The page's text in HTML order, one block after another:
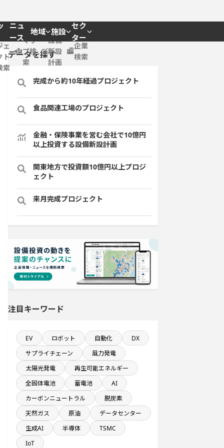
ニュ
ース
地域 施設
セク
ター
ェ
ト
索
マッ
プ検
索
設備
新設
計画
企業
検索
データを探す
完成から約10年経過プロジェクト
食品関連工場のプロジェクト
金融・保険事業を営む会社で10億円
以上投資する設備新設計画
関東地方で投資額10億円以上プロジ
ェクト
来月完成プロジェクト
システム投資一覧
年間研究開発費が100億円以上の企業
発電設備の導入を含む工場プロジェ
直近3か月以内に着工プロジェクト
発電設備の導入を含む物流施設プロ
ジェクト
半導体設備に投資する設備新設計画
稼働から約10年経過プロジェクト
注目キーワード
EV ロボット 自動化
DX
サプライチェーン
風力発電
太陽光発電
再生可能エネルギー
全固体電池
蓄電池
AI
カーボンニュートラル
脱炭素
天然ガス
原油
データセンター
生成AI
半導体
TSMC
IoT